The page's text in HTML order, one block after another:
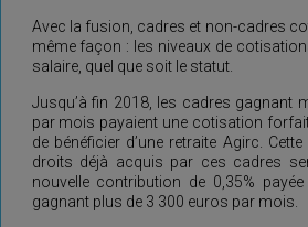
Avec la fusion, cadres et non-cadres
même façon : les niveaux de
salaire, quel que soit le statut.
Jusqu’à fin 2018, les cadres gagnant
par mois payaient une cotisation
de bénéficier d’une retraite Agirc.
droits déjà acquis par ces cadres
nouvelle contribution de 0,35%
gagnant plus de 3 300 euros par mois.